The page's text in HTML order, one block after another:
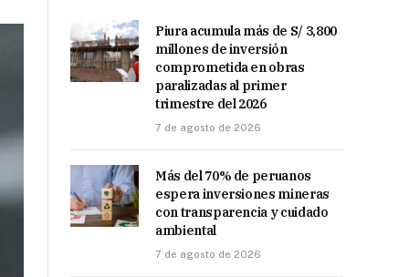
Piura acumula más de S/ 3,800
millones de inversión
comprometida en obras
paralizadas al primer
trimestre del 2026
7 de agosto de 2026
Más del 70% de peruanos
espera inversiones mineras
con transparencia y cuidado
ambiental
7 de agosto de 2026